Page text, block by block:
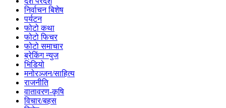
निर्वाचन बिशेष
पर्यटन
फोटो कथा
फोटो फिचर
फोटो समाचार
ब्रेकिंग न्युज
भिडियो
मनोरञ्जन/साहित्य
राजनीति
वातावरण-कृषि
विचार/बहस